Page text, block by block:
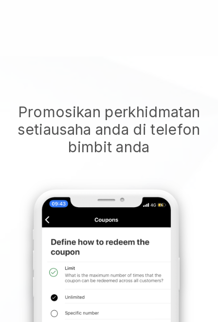
Promosikan perkhidmatan
setiausaha anda di telefon
bimbit anda